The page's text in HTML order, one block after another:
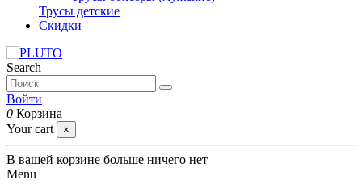
Трусы детские
Скидки
Search
Войти
0 Корзина
Your cart
×
В вашей корзине больше ничего нет
Menu